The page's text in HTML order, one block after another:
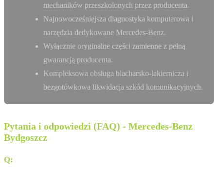
mechaników przeszkolonych przez producenta.
Najnowocześniejsza diagnostyka komputerowa i
narzędzia dedykowane Mercedes-Benz.
Wyłącznie oryginalne części zamienne z pełną
gwarancją producenta.
Kompleksowa obsługa blacharsko-lakiernicza i
bezgotówkowa likwidacja szkód komunikacyjnych.
Pytania i odpowiedzi (FAQ) - Mercedes-Benz
Bydgoszcz
Q: